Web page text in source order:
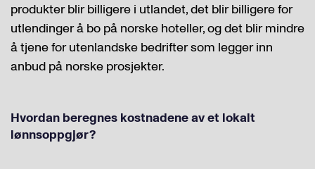
produkter blir billigere i utlandet, det blir billigere for
utlendinger å bo på norske hoteller, og det blir mindre
å tjene for utenlandske bedrifter som legger inn
anbud på norske prosjekter.
Hvordan beregnes kostnadene av et lokalt
lønnsoppgjør?